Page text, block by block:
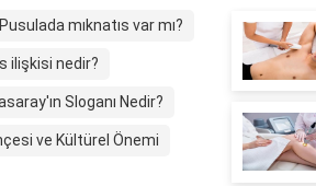
Pusulada mıknatıs var mı?
ilişkisi nedir?
Sloganı Nedir?
ve Kültürel Önemi